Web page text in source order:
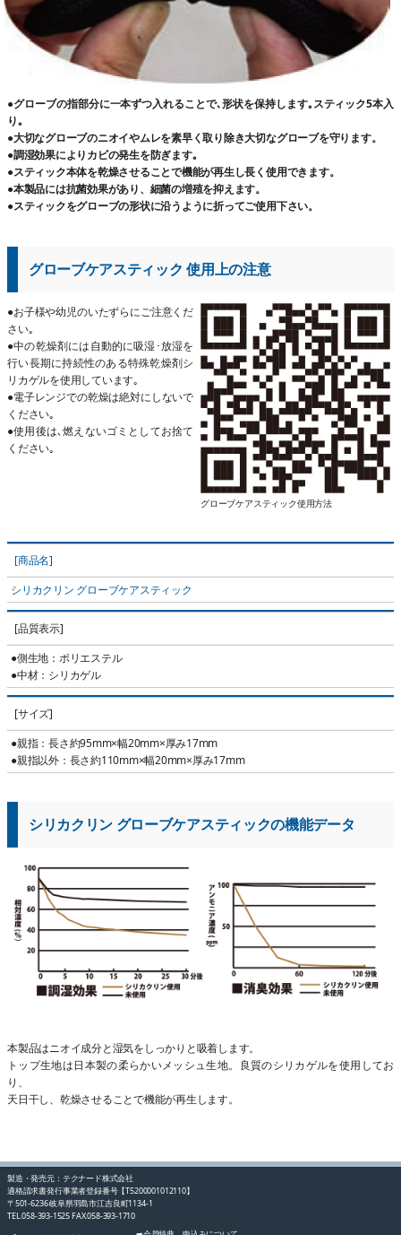
●グローブの指部分に一本ずつ入れることで､形状を保持します｡スティック5本入
り｡
●大切なグローブのニオイやムレを素早く取り除き大切なグローブを守ります。
●調湿効果によりカビの発生を防ぎます｡
●スティック本体を乾燥させることで機能が再生し長く使用できます。
●本製品には抗菌効果があり、細菌の増殖を抑えます。
●スティックをグローブの形状に沿うように折ってご使用下さい。
グローブケアスティック 使用上の注意
グローブケアスティック使用方法
●お子様や幼児のいたずらにご注意くだ
さい｡
●中の乾燥剤には自動的に吸湿･放湿を
行い長期に持続性のある特殊乾燥剤シ
リカゲルを使用しています｡
●電子レンジでの乾燥は絶対にしないで
ください｡
●使用後は､燃えないゴミとしてお捨て
ください｡
[商品名]
シリカクリン グローブケアスティック
[品質表示]
●側生地：ポリエステル
●中材：シリカゲル
[サイズ]
●親指：長さ約95mm×幅20mm×厚み17mm
●親指以外：長さ約110mm×幅20mm×厚み17mm
シリカクリン グローブケアスティックの機能データ
本製品はニオイ成分と湿気をしっかりと吸着します。
トップ生地は日本製の柔らかいメッシュ生地。良質のシリカゲルを使用してお
り、
天日干し、乾燥させることで機能が再生します。
製造・発売元：テクナード株式会社
適格請求書発行事業者登録番号【T5200001012110】
〒501-6236 岐阜県羽島市江吉良町1134-1
TEL.058-393-1525 FAX.058-393-1710